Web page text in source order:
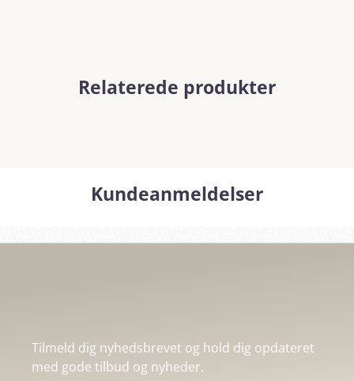
Relaterede produkter
Kundeanmeldelser
Tilmeld dig nyhedsbrevet og hold dig opdateret
med gode tilbud og nyheder.